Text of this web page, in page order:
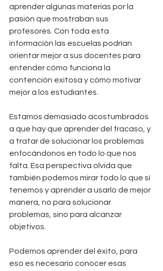
aprender algunas materias por la
pasión que mostraban sus
profesores. Con toda esta
información las escuelas podrían
orientar mejor a sus docentes para
entender cómo funciona la
contención exitosa y cómo motivar
mejor a los estudiantes.
Estamos demasiado acostumbrados
a que hay que aprender del fracaso, y
a tratar de solucionar los problemas
enfocándonos en todo lo que nos
falta. Esa perspectiva olvida que
también podemos mirar todo lo que sí
tenemos y aprender a usarlo de mejor
manera, no para solucionar
problemas, sino para alcanzar
objetivos.
Podemos aprender del éxito, para
eso es necesario conocer esas